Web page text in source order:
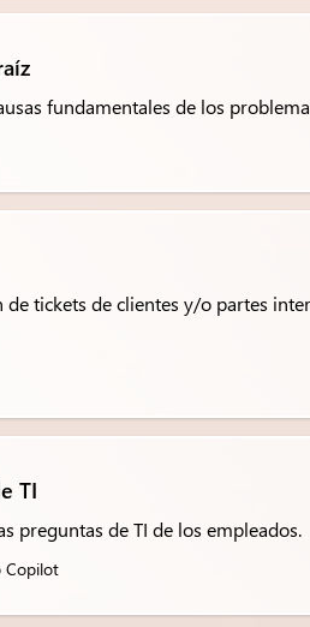
fundamentales de los
tickets de clientes y/o partes
TI
preguntas de TI de los empleados.
Copilot